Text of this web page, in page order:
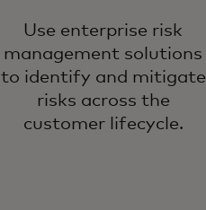
Use enterprise risk
management solutions
to identify and mitigate
risks across the
customer lifecycle.